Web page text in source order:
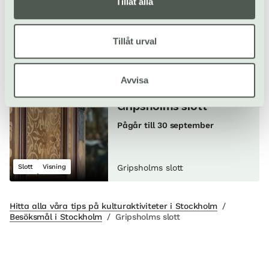
Tillåt urval
Avvisa
Allt som händer –
Gripsholms slott
Slott Visning
Guidad visning:
Gripsholms slott
Pågår till 30 september
Gripsholms slott
Hitta alla våra tips på kulturaktiviteter i Stockholm /
Besöksmål i Stockholm / Gripsholms slott